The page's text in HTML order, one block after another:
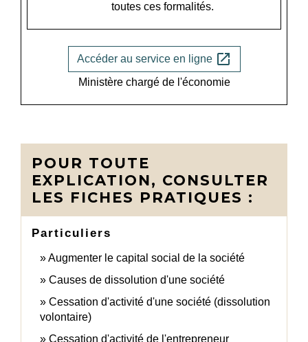
toutes ces formalités.
Accéder au service en ligne open_in_new
Ministère chargé de l'économie
POUR TOUTE
EXPLICATION, CONSULTER
LES FICHES PRATIQUES :
Particuliers
Augmenter le capital social de la société
Causes de dissolution d'une société
Cessation d'activité d'une société (dissolution
volontaire)
Cessation d'activité de l'entrepreneur